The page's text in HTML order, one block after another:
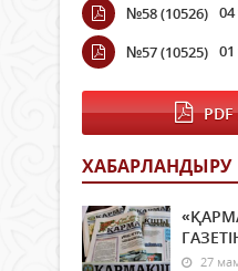
№58 (10526)
№57 (10525)
ХАБАРЛАНДЫРУ
27